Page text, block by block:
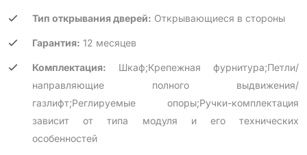
Тип открывания дверей: Открывающиеся в стороны
Гарантия: 12 месяцев
Комплектация: Шкаф;Крепежная фурнитура;Петли/
направляющие полного выдвижения/
газлифт;Реглируемые опоры;Ручки-комплектация
зависит от типа модуля и его технических
особенностей